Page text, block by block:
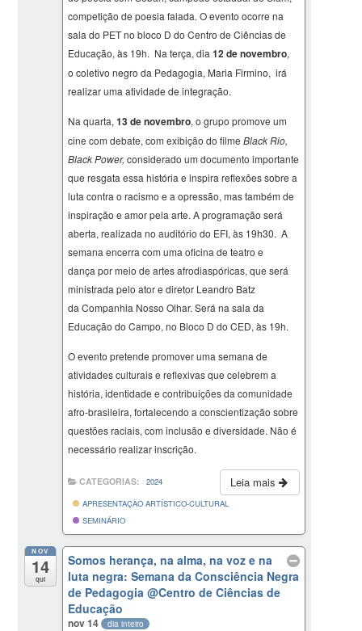
competição de poesia falada. O evento ocorre na
sala do PET no bloco D do Centro de Ciências de
Educação, às 19h. Na terça, dia12 de novembro,
o coletivo negro da Pedagogia, Maria Firmino, irá
realizar uma atividade de integração.
Na quarta,13 de novembro, o grupo promove um
cine com debate, com exibição do filmeBlack Rio,
Black Power, considerado um documento importante
que resgata essa história e inspira reflexões sobre a
luta contra o racismo e a opressão, mas também de
inspiração e amor pela arte. A programação será
aberta, realizada no auditório do EFI, às 19h30. A
semana encerra com uma oficina de teatro e
dança por meio de artes afrodiaspóricas, que será
ministrada pelo ator e diretor Leandro Batz
da Companhia Nosso Olhar. Será na sala da
Educação do Campo, no Bloco D do CED, às 19h.
O evento pretende promover uma semana de
atividades culturais e reflexivas que celebrem a
história, identidade e contribuições da comunidade
afro-brasileira, fortalecendo a conscientização sobre
questões raciais, com inclusão e diversidade. Não é
necessário realizar inscrição.
Leia mais
CATEGORIAS:
2024
APRESENTAÇÃO ARTÍSTICO-CULTURAL
SEMINÁRIO
NOV
14
qui
Somos herança, na alma, na voz e na
luta negra: Semana da Consciência Negra
de Pedagogia@Centro de Ciências de
Educação
nov 14 dia inteiro